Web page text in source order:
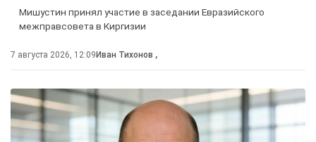
Мишустин принял участие в заседании Евразийского
межправсовета в Киргизии
7 августа 2026, 12:09 Иван Тихонов ,